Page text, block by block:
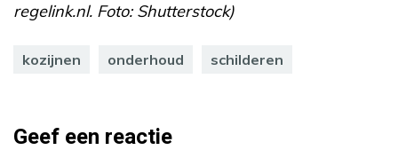
regelink.nl. Foto: Shutterstock)
kozijnen onderhoud schilderen
Geef een reactie